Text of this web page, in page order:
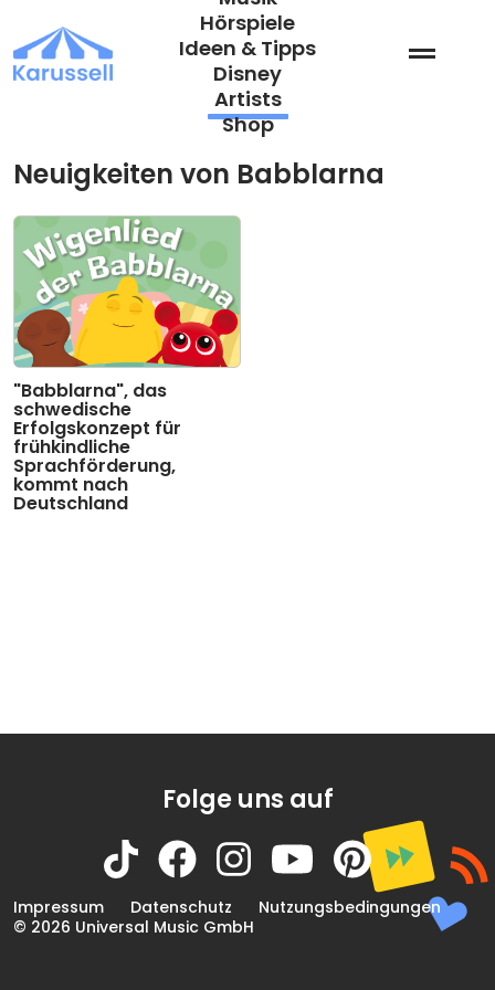
Inhalt
springen
Hörspiele
Ideen & Tipps
Disney
Artists
Shop
Neuigkeiten von Babblarna
"Babblarna", das
schwedische
Erfolgskonzept für
frühkindliche
Sprachförderung,
kommt nach
Deutschland
Folge uns auf
Impressum Datenschutz
Nutzungsbedingungen
© 2026 Universal Music GmbH